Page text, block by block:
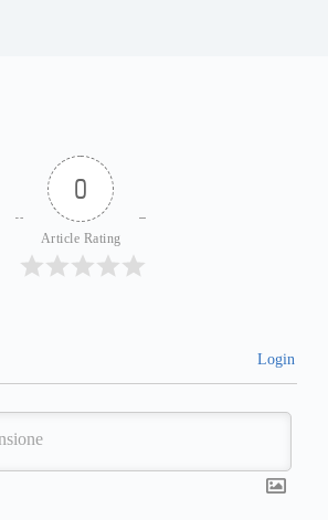
0
Article Rating
Login